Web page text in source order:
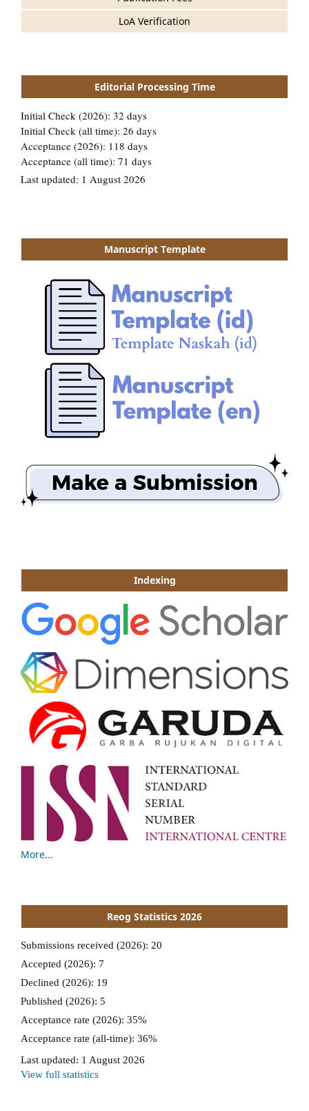
LoA Verification
Editorial Processing Time
Manuscript Template
Indexing
More...
Reog Statistics 2026